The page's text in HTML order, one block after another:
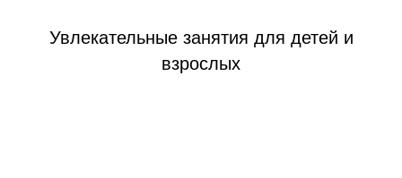
Увлекательные занятия для детей и
взрослых